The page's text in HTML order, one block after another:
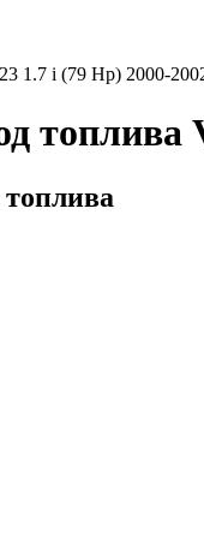
1.7 i (79 Hp) 2000-
топлива